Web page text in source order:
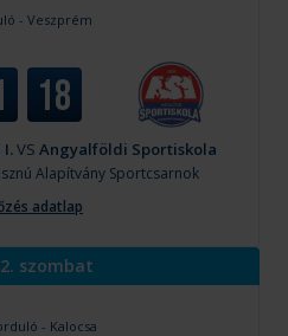
- Veszprém
18
I.VS Angyalföldi Sportiskola
Alapítvány Sportcsarnok
adatlap
szombat
- Kalocsa